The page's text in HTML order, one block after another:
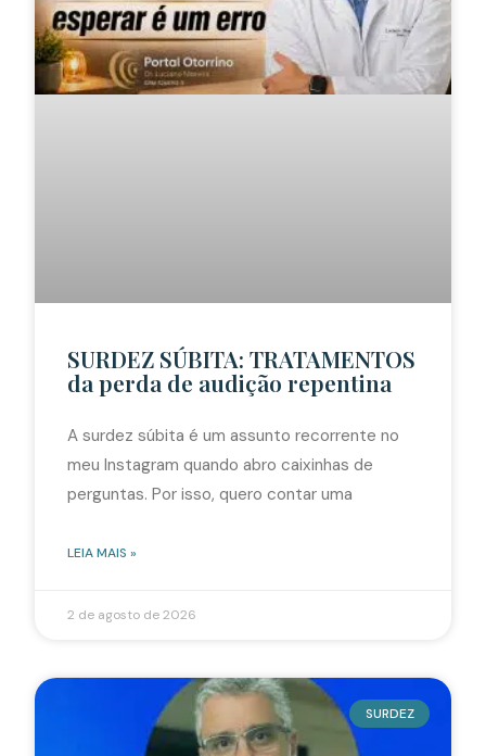
SURDEZ SÚBITA: TRATAMENTOS
da perda de audição repentina
A surdez súbita é um assunto recorrente no
meu Instagram quando abro caixinhas de
perguntas. Por isso, quero contar uma
LEIA MAIS »
2 de agosto de 2026
SURDEZ